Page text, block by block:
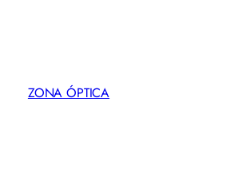
ZONA ÓPTICA